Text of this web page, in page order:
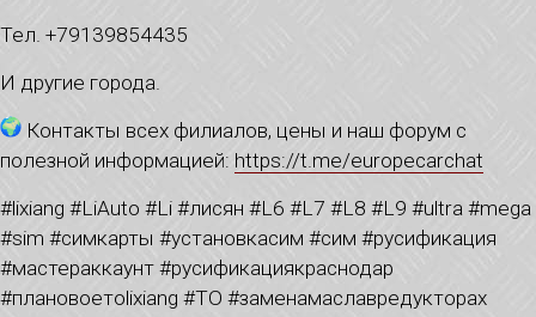
Тел. +79139854435
И другие города.
Контакты всех филиалов, цены и наш форум с
полезной информацией: https://t.me/europecarchat
#lixiang #LiAuto #Li #лисян #L6 #L7 #L8 #L9 #ultra #mega
#sim #симкарты #установкасим #сим #русификация
#мастераккаунт #русификациякраснодар
#плановоетоlixiang #ТО #заменамаславредукторах